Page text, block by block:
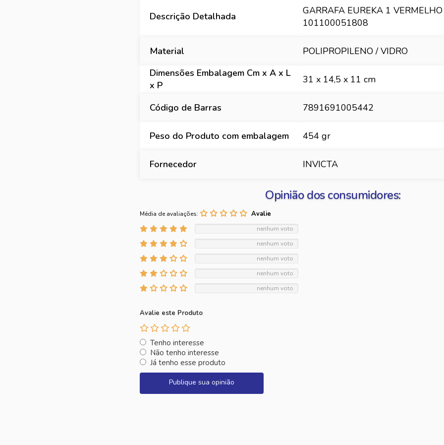
Descrição Detalhada
GARRAFA EUREKA 1
101100051808
Material
POLIPROPILENO / VIDRO
Dimensões Embalagem Cm x A x L
x P
31 x 14,5 x 11 cm
Código de Barras 7891691005442
Peso do Produto com embalagem 454 gr
Fornecedor INVICTA
Opinião dos consumidores:
Média de avaliações:
nenhum voto
nenhum voto
nenhum voto
nenhum voto
nenhum voto
Avalie este Produto
Tenho interesse
Não tenho interesse
Já tenho esse produto
Publique sua opinião